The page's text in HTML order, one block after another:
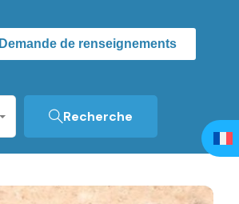
Demande de renseignements
Recherche